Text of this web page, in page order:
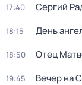
17:40 Сергий
18:15 День
18:50 Отец
19:45 Вечер на